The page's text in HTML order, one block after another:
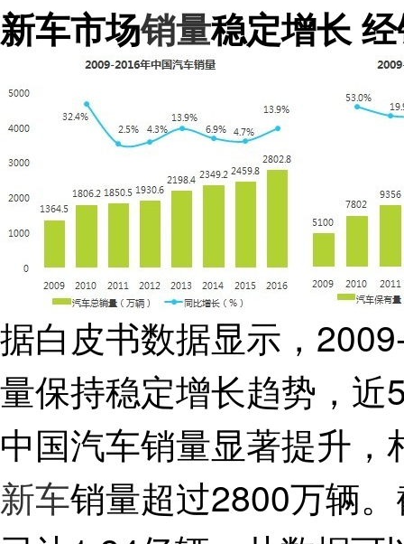
新车市场销量稳定增长
据白皮书数据显示，
量保持稳定增长趋势，
中国汽车销量显著提升
新车销量超过2800万辆